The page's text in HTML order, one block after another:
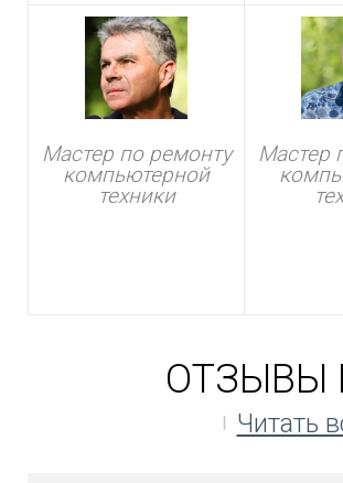
Мастер по ремонту
компьютерной
техники
Мастер
ОТЗЫВЫ
Читать